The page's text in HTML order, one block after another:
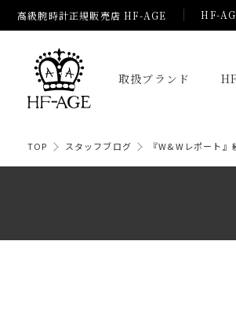
高級腕時計正規販売店 HF-AGE HF-
取扱ブランド
TOP スタッフブログ 『W&Wレポート